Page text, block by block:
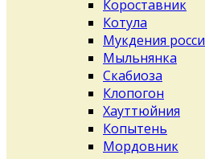
Короставник
Котула
Мукдения росси
Мыльнянка
Скабиоза
Клопогон
Хауттюйния
Копытень
Мордовник